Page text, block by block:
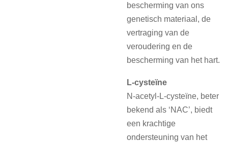
bescherming van ons
genetisch materiaal, de
vertraging van de
veroudering en de
bescherming van het hart.
L-cysteïne
N-acetyl-L-cysteïne, beter
bekend als ‘NAC’, biedt
een krachtige
ondersteuning van het